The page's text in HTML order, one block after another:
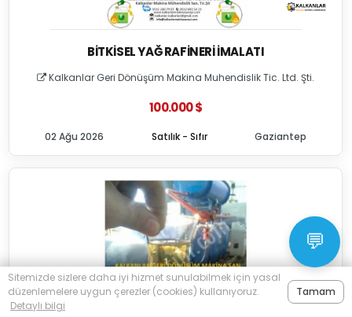
BITKISEL YAĞ RAFINERI İMALATI
Kalkanlar Geri Dönüşüm Makina Muhendislik Tic. Ltd. Şti.
100.000 $
Satılık - Sıfır
02 Ağu 2026 Gaziantep
💬
Sitemizde sizlere daha iyi hizmet sunulabilmek için yasal
düzenlemelere uygun çerezler (cookies) kullanıyoruz.
Detaylı bilgi
Tamam